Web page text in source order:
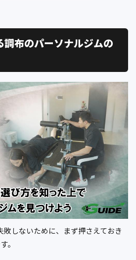
調布のパーソナルジムの
敗しないために、まず押さえておき
。